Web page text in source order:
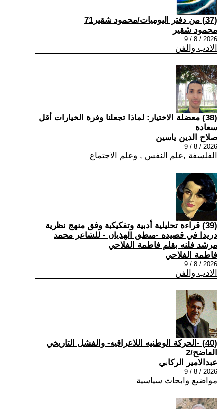
(37) من دفتر اليوميات/محمود شقير71
محمود شقير
2026 / 8 / 9
الادب والفن
(38) معضلة الاختيار: لماذا تجعلنا وفرة الخيارات أقل
سعادة
صلاح الدين ياسين
2026 / 8 / 9
الفلسفة ,علم النفس , وعلم الاجتماع
(39) قراءة تحليلية أدبية وتفكيكية وفق منهج نظرية
دريدا في قصيدة -منطق الهذيان - للشاعر محمد
مرشد فلنه بقلم فاطمة الفلاحي
فاطمة الفلاحي
2026 / 8 / 9
الادب والفن
(40) -الحركة الوطنيه اللاعراقيه- والفشل التاريخي
الفاضح/2
عبدالامير الركابي
2026 / 8 / 9
مواضيع وابحاث سياسية